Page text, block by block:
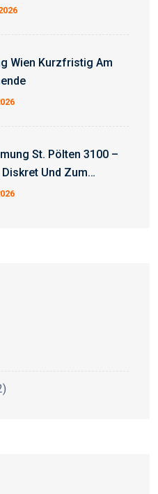
Abgeschlossen
Wien Kurzfristig Am
St. Pölten 3100 –
Und Zum